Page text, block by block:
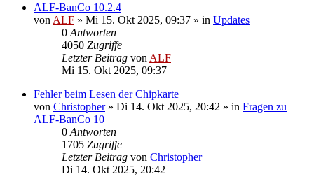
ALF-BanCo 10.2.4
von ALF » Mi 15. Okt 2025, 09:37 » in Updates
0 Antworten
4050 Zugriffe
Letzter Beitrag von ALF
Mi 15. Okt 2025, 09:37
Fehler beim Lesen der Chipkarte
von Christopher» Di 14. Okt 2025, 20:42 » in Fragen zu
ALF-BanCo 10
0 Antworten
1705 Zugriffe
Letzter Beitrag von Christopher
Di 14. Okt 2025, 20:42